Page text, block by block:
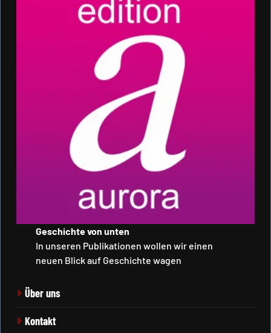
Geschichte von unten
In unseren Publikationen wollen wir einen
neuen Blick auf Geschichte wagen
Über uns
Kontakt